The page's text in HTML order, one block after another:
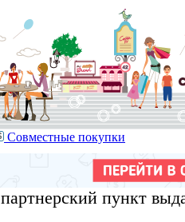
Совместные покупки
пункт